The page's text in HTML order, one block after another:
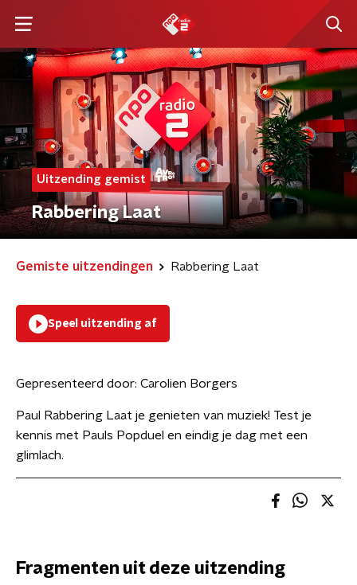
Uitzending gemist
Rabbering Laat
Gemiste uitzendingen Rabbering Laat
Speel uitzending af
Gepresenteerd door: Carolien Borgers
Paul Rabbering Laat je genieten van muziek! Test je
kennis met Pauls Popduel en eindig je dag met een
glimlach.
Fragmenten uit deze uitzending